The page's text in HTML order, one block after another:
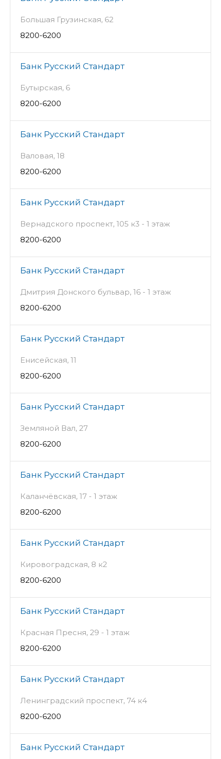
Большая Грузинская, 62
8200-6200
Банк Русский Стандарт
Бутырская, 6
8200-6200
Банк Русский Стандарт
Валовая, 18
8200-6200
Банк Русский Стандарт
Вернадского проспект, 105 к3 - 1 этаж
8200-6200
Банк Русский Стандарт
Дмитрия Донского бульвар, 16 - 1 этаж
8200-6200
Банк Русский Стандарт
Енисейская, 11
8200-6200
Банк Русский Стандарт
Земляной Вал, 27
8200-6200
Банк Русский Стандарт
Каланчёвская, 17 - 1 этаж
8200-6200
Банк Русский Стандарт
Кировоградская, 8 к2
8200-6200
Банк Русский Стандарт
Красная Пресня, 29 - 1 этаж
8200-6200
Банк Русский Стандарт
Ленинградский проспект, 74 к4
8200-6200
Банк Русский Стандарт